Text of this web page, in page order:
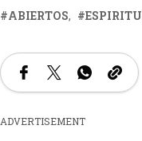
ABIERTOS
ADVERTISEMENT